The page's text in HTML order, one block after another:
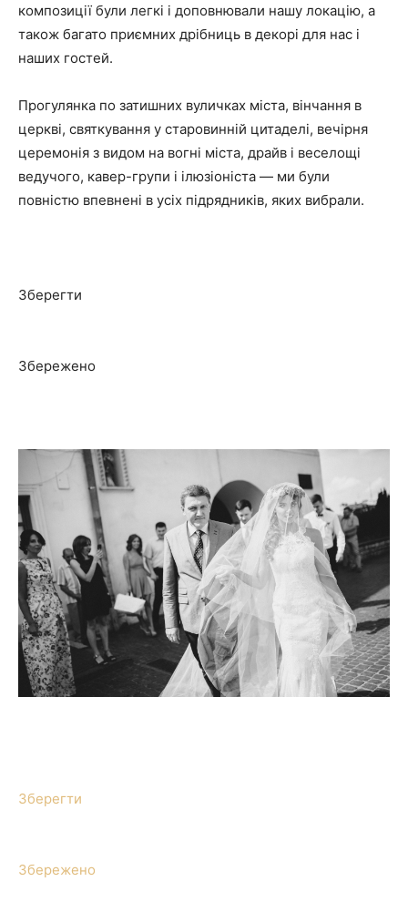
композиції були легкі і доповнювали нашу локацію, а
також багато приємних дрібниць в декорі для нас і
наших гостей.
Прогулянка по затишних вуличках міста, вінчання в
церкві, святкування у старовинній цитаделі, вечірня
церемонія з видом на вогні міста, драйв і веселощі
ведучого, кавер-групи і ілюзіоніста — ми були
повністю впевнені в усіх підрядників, яких вибрали.
Зберегти
Збережено
Зберегти
Збережено